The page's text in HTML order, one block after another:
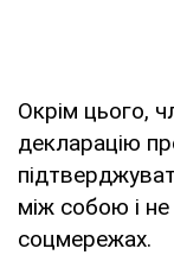
Окрім цього,
декларацію
між собою і
соцмережах.